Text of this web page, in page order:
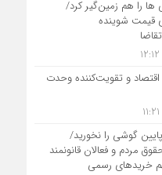
را هم زمین‌گیر کرد/
قیمت شوینده
و تقویت‌کننده وحدت
گوشی را نخورید/
مردم و فعالان قانونمند
خریدهای رسمی